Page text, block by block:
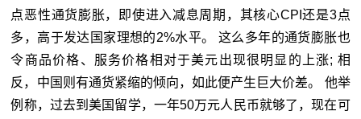
点恶性通货膨胀，即使进入减息周期，其核心CPI还是3点
多，高于发达国家理想的2%水平。 这么多年的通货膨胀也
令商品价格、服务价格相对于美元出现很明显的上涨; 相
反，中国则有通货紧缩的倾向，如此便产生巨大价差。 他举
例称，过去到美国留学，一年50万元人民币就够了，现在可